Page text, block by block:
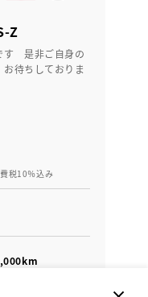
Z
す 是非ご自身の
待ちしておりま
税10％込み